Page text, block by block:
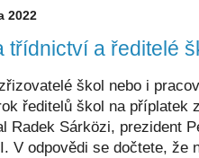
2022
třídnictví a ředitelé
škol nebo i
ředitelů škol na
Radek Sárközi, prezident
V odpovědi se dočtete, že